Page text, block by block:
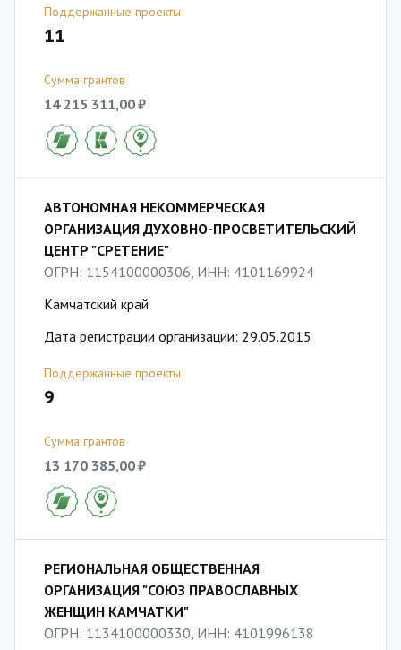
Поддержанные проекты
11
Сумма грантов
14 215 311,00 ₽
АВТОНОМНАЯ НЕКОММЕРЧЕСКАЯ
ОРГАНИЗАЦИЯ ДУХОВНО-ПРОСВЕТИТЕЛЬСКИЙ
ЦЕНТР "СРЕТЕНИЕ"
ОГРН: 1154100000306, ИНН: 4101169924
Камчатский край
Дата регистрации организации: 29.05.2015
Поддержанные проекты
9
Сумма грантов
13 170 385,00 ₽
РЕГИОНАЛЬНАЯ ОБЩЕСТВЕННАЯ
ОРГАНИЗАЦИЯ "СОЮЗ ПРАВОСЛАВНЫХ
ЖЕНЩИН КАМЧАТКИ"
ОГРН: 1134100000330, ИНН: 4101996138